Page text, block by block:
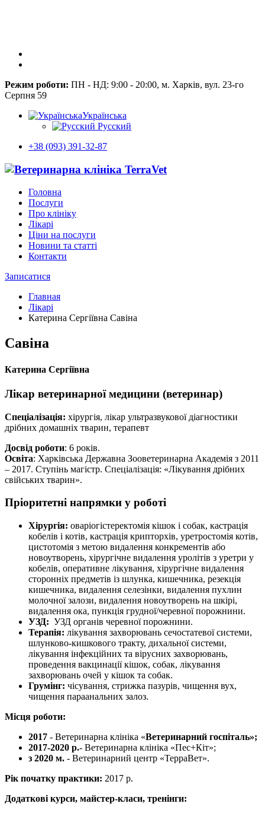
Режим роботи: ПН - НД: 9:00 - 20:00, м. Харків, вул. 23-го
Серпня 59
Українська
Русский
+38 (093) 391-32-87
Головна
Послуги
Про клініку
Лікарі
Ціни на послуги
Новини та статті
Контакти
Записатися
Главная
Лікарі
Катерина Сергіївна Савіна
Савіна
Катерина Сергіївна
Лікар ветеринарної медицини (ветеринар)
Спеціалізація: хірургія, лікар ультразвукової діагностики
дрібних домашніх тварин, терапевт
Досвід роботи: 6 років.
Освіта: Харківська Державна Зооветеринарна Академія з 2011
– 2017. Ступінь магістр. Спеціалізація: «Лікування дрібних
свійських тварин».
Пріоритетні напрямки у роботі
Хірургія: оваріогістеректомія кішок і собак, кастрація
кобелів і котів, кастрація крипторхів, уретростомія котів,
цистотомія з метою видалення конкрементів або
новоутворень, хірургічне видалення уролітів з уретри у
кобелів, оперативне лікування, хірургічне видалення
сторонніх предметів із шлунка, кишечника, резекція
кишечника, видалення селезінки, видалення пухлин
молочної залози, видалення новоутворень на шкірі,
видалення ока, пункція грудної/черевної порожнини.
УЗД: УЗД органів черевної порожнини.
Терапія: лікування захворювань сечостатевої системи,
шлунково-кишкового тракту, дихальної системи,
лікування інфекційних та вірусних захворювань,
проведення вакцинації кішок, собак, лікування
захворювань очей у кішок та собак.
Грумінг: чісування, стрижка пазурів, чищення вух,
чищення параанальних залоз.
Місця роботи:
2017 - Ветеринарна клініка «Ветеринарний госпіталь»;
2017-2020 р.- Ветеринарна клініка «Пес+Кіт»;
з 2020 м. - Ветеринарний центр «ТерраВет».
Рік початку практики: 2017 р.
Додаткові курси, майстер-класи, тренінги: